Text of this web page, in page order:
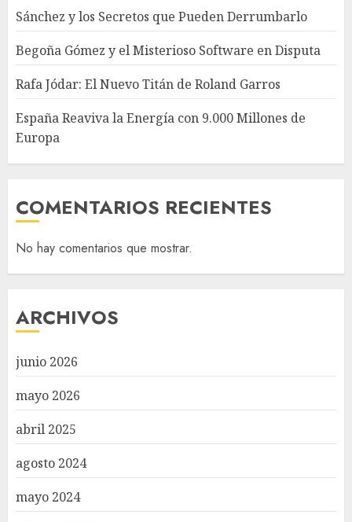
Sánchez y los Secretos que Pueden Derrumbarlo
Begoña Gómez y el Misterioso Software en Disputa
Rafa Jódar: El Nuevo Titán de Roland Garros
España Reaviva la Energía con 9.000 Millones de
Europa
COMENTARIOS RECIENTES
No hay comentarios que mostrar.
ARCHIVOS
junio 2026
mayo 2026
abril 2025
agosto 2024
mayo 2024